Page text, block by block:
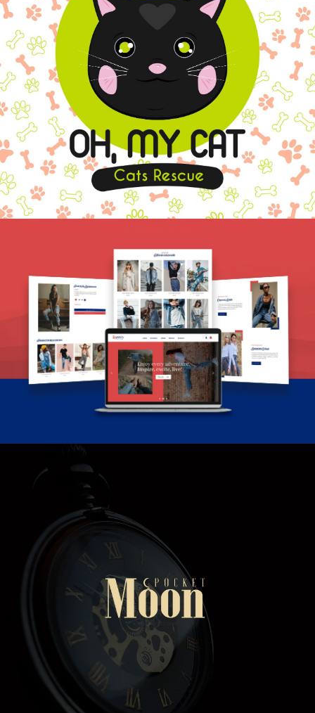
DISEÑO DE MARCA
DISEÑO PÁGINAS WEB
DISEÑO DE MARCA